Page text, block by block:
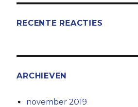
RECENTE REACTIES
ARCHIEVEN
november 2019